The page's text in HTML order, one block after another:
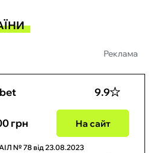
Реклама
9.9
грн На сайт
№ 78 від 23.08.2023